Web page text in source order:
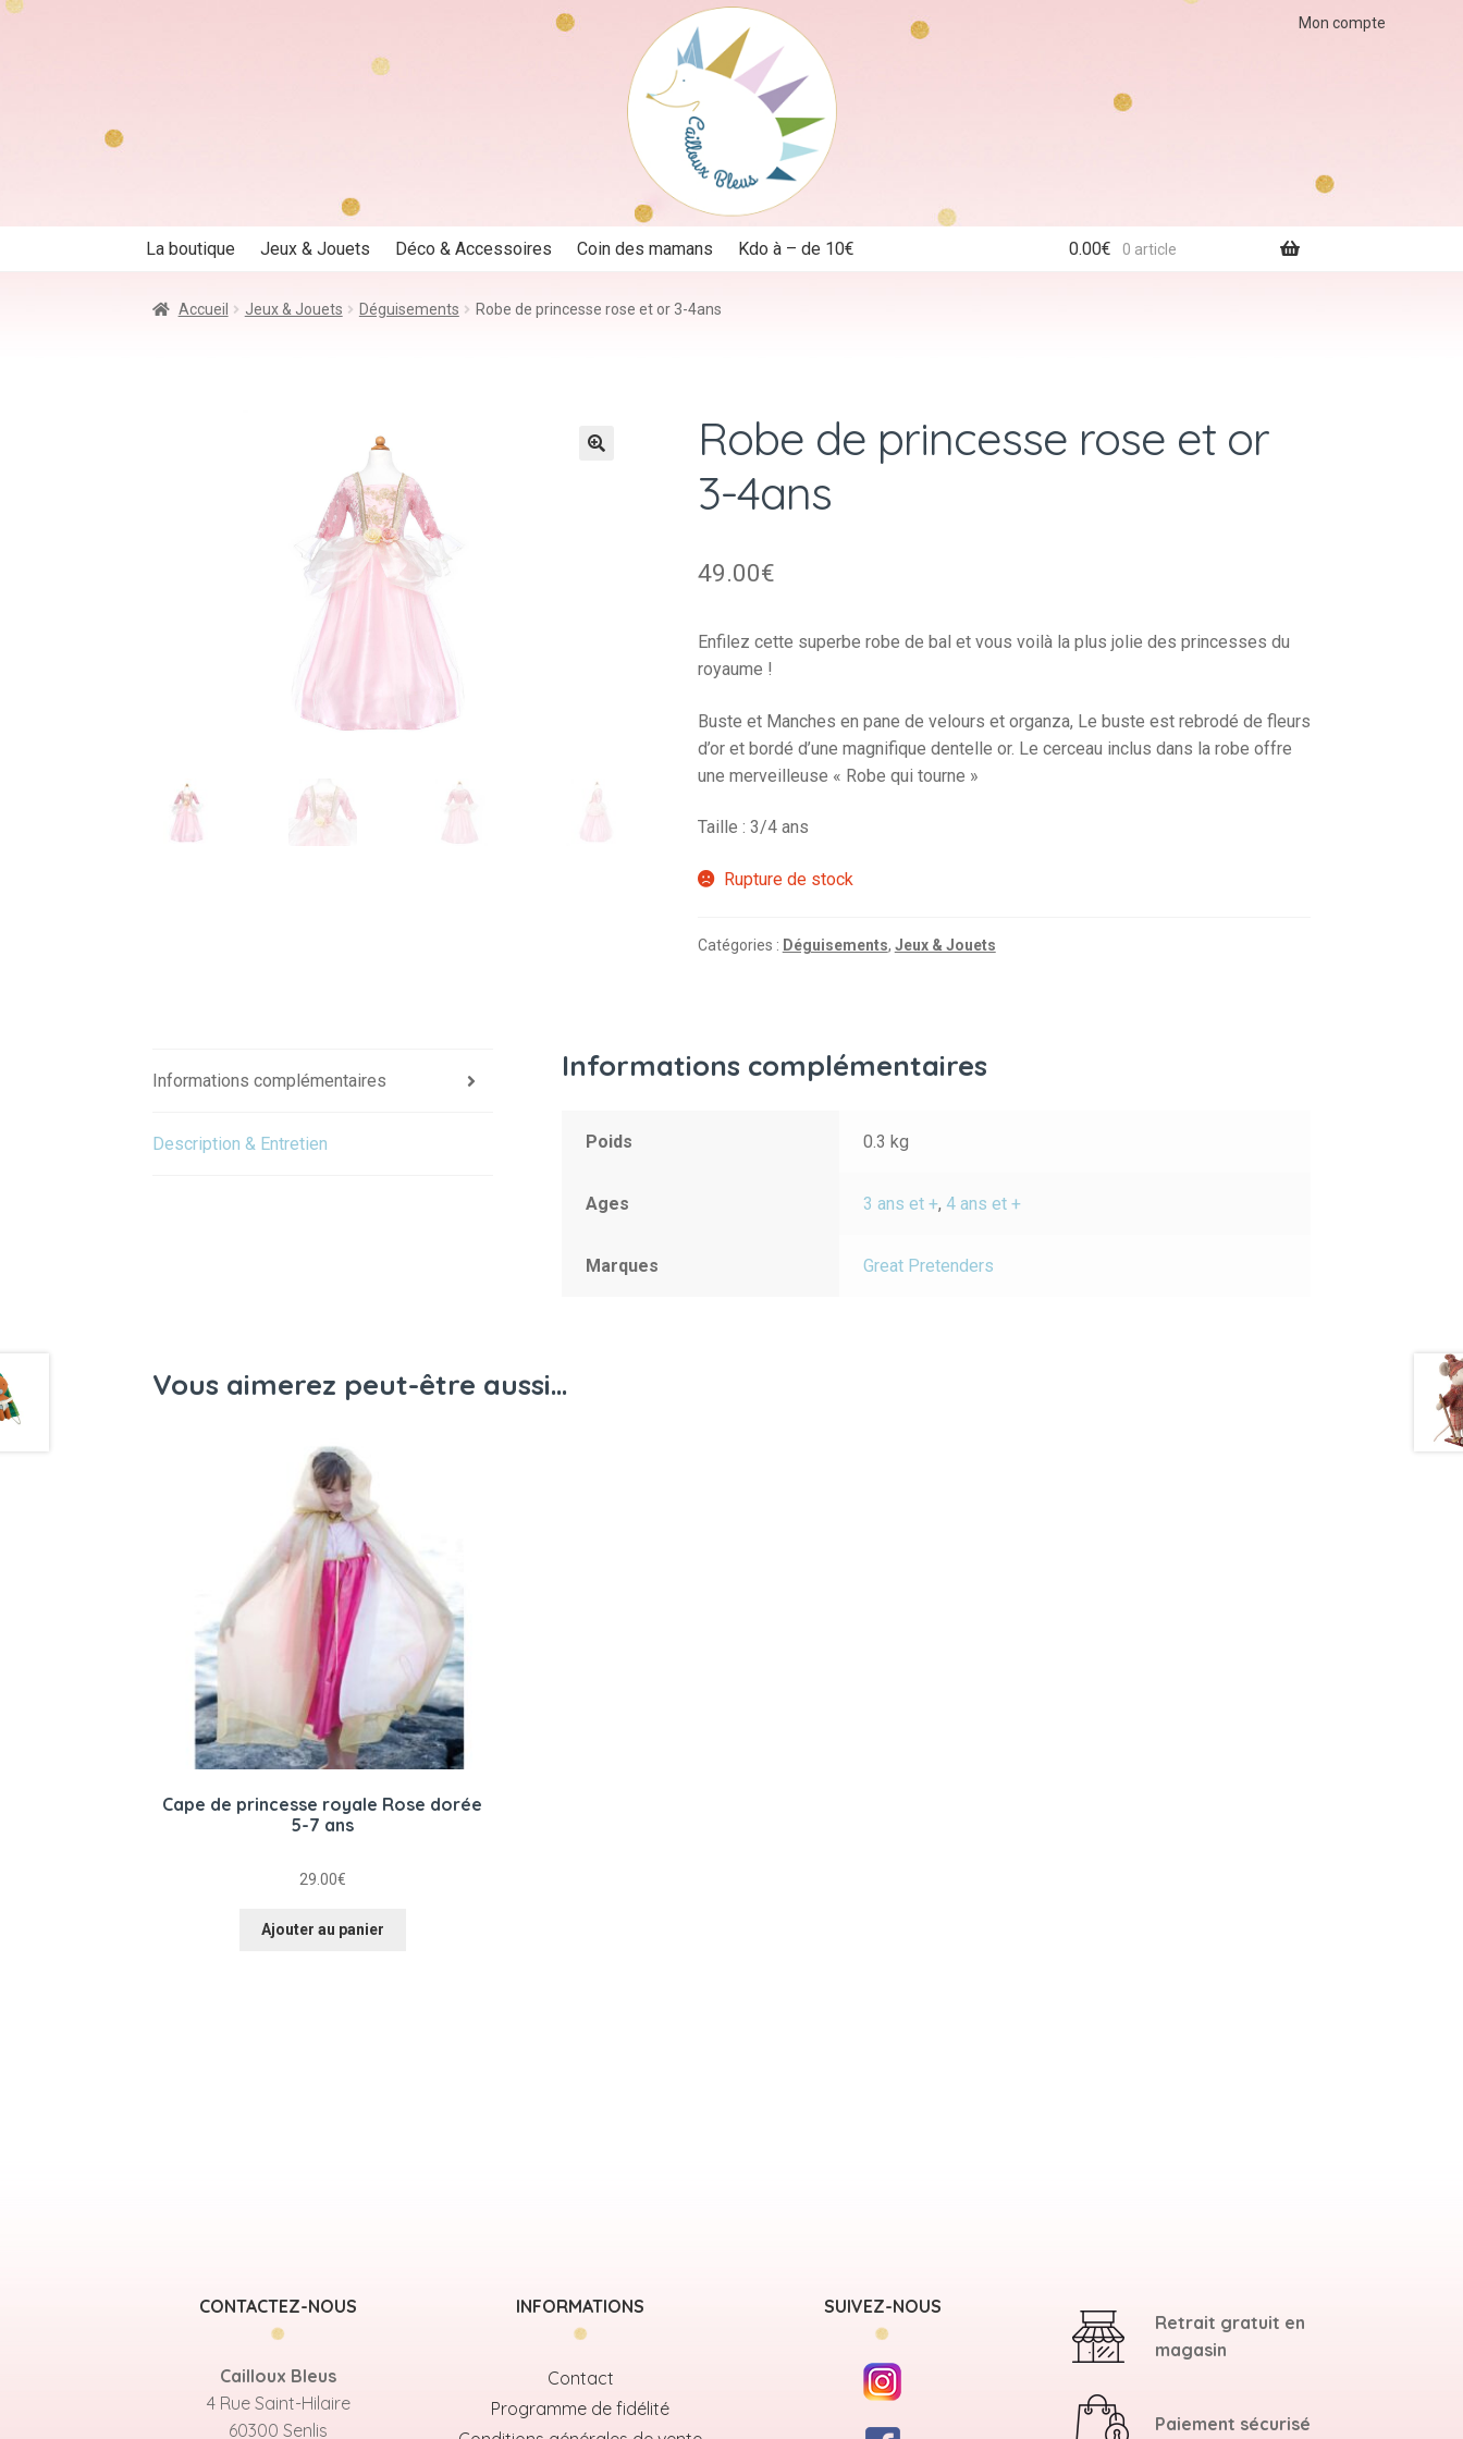
Mon compte
La boutique Jeux & Jouets Déco & Accessoires Coin des mamans Kdo à – de 10€ 0.00€ 0 article
Accueil Jeux & Jouets Déguisements Robe de princesse rose et or 3-4ans
Robe de princesse rose et or
3-4ans
49.00€
Enfilez cette superbe robe de bal et vous voilà la plus jolie des princesses du
royaume !
Buste et Manches en pane de velours et organza, Le buste est rebrodé de fleurs
d’or et bordé d’une magnifique dentelle or. Le cerceau inclus dans la robe offre
une merveilleuse « Robe qui tourne »
Taille : 3/4 ans
Rupture de stock
Catégories : Déguisements, Jeux & Jouets
Informations complémentaires
Description & Entretien
Informations complémentaires
Poids 0.3 kg
Ages 3 ans et +,4 ans et +
Marques Great Pretenders
Vous aimerez peut-être aussi…
Cape de princesse royale Rose dorée
5-7 ans
29.00€
Ajouter au panier
CONTACTEZ-NOUS
Cailloux Bleus
4 Rue Saint-Hilaire
60300 Senlis
INFORMATIONS
Contact
Programme de fidélité
SUIVEZ-NOUS
Retrait gratuit en
magasin
Paiement sécurisé